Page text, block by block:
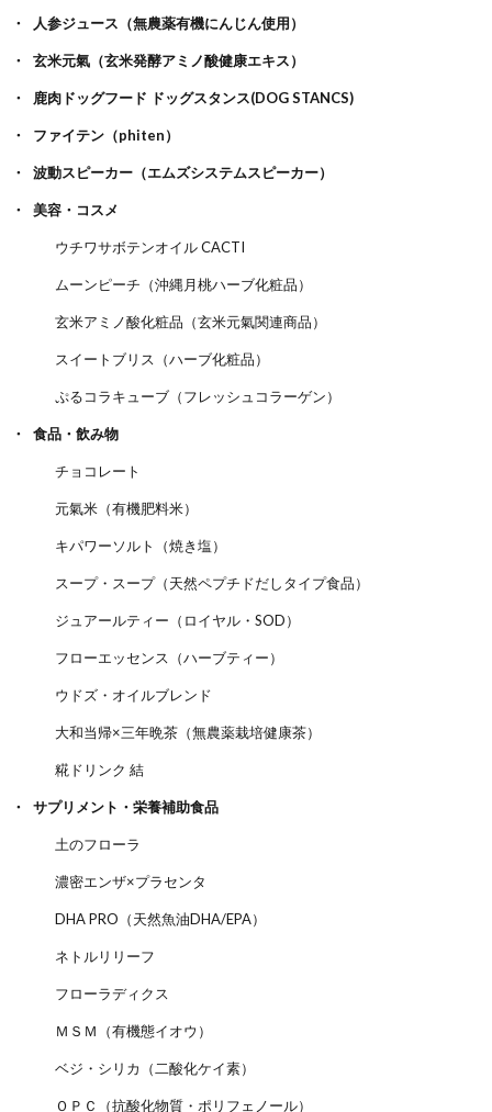
人参ジュース（無農薬有機にんじん使用）
玄米元氣（玄米発酵アミノ酸健康エキス）
鹿肉ドッグフード ドッグスタンス(DOG STANCS)
ファイテン（phiten）
波動スピーカー（エムズシステムスピーカー）
美容・コスメ
ウチワサボテンオイル CACTI
ムーンピーチ（沖縄月桃ハーブ化粧品）
玄米アミノ酸化粧品（玄米元氣関連商品）
スイートブリス（ハーブ化粧品）
ぷるコラキューブ（フレッシュコラーゲン）
食品・飲み物
チョコレート
元氣米（有機肥料米）
キパワーソルト（焼き塩）
スープ・スープ（天然ペプチドだしタイプ食品）
ジュアールティー（ロイヤル・SOD）
フローエッセンス（ハーブティー）
ウドズ・オイルブレンド
大和当帰×三年晩茶（無農薬栽培健康茶）
糀ドリンク 結
サプリメント・栄養補助食品
土のフローラ
濃密エンザ×プラセンタ
DHA PRO（天然魚油DHA/EPA）
ネトルリリーフ
フローラディクス
ＭＳＭ（有機態イオウ）
ベジ・シリカ（二酸化ケイ素）
ＯＰＣ（抗酸化物質・ポリフェノール）